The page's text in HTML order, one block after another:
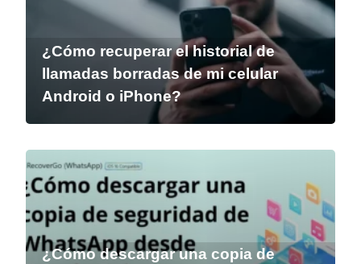
¿Cómo recuperar el historial de
llamadas borradas de mi celular
Android o iPhone?
¿Cómo descargar una copia de